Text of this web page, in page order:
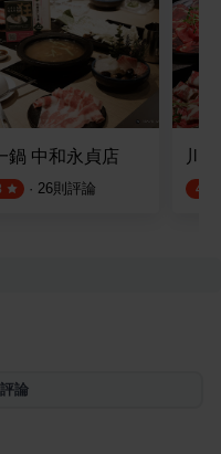
鍋 中和永貞店
· 26則評論 4.8
論